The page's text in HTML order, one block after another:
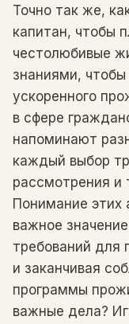
Точно так же,
капитан, чтобы
честолюбивые
знаниями,
ускоренного
в сфере
напоминают
каждый выбор
рассмотрения и
Понимание этих
важное
требований для
и заканчивая
программы
важные дела?